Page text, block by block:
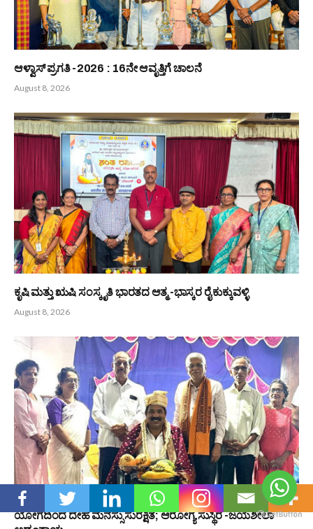
RelatedPosts
ಬಂಟರ ಸಂಘ ಬಂಟ್ವಾಳ ಬಿ.ಸಿ ರೋಡು ವಲಯ : ಆಗಸ್ಟ್ 9 ರಂದು ‘ಆಟಿದ
ಕೂಟ’
August 8, 2026
ಆಳ್ವಾಸ್ ಪ್ರಗತಿ -2026 : 16ನೇ ಆವೃತ್ತಿಗೆ ಚಾಲನೆ
August 8, 2026